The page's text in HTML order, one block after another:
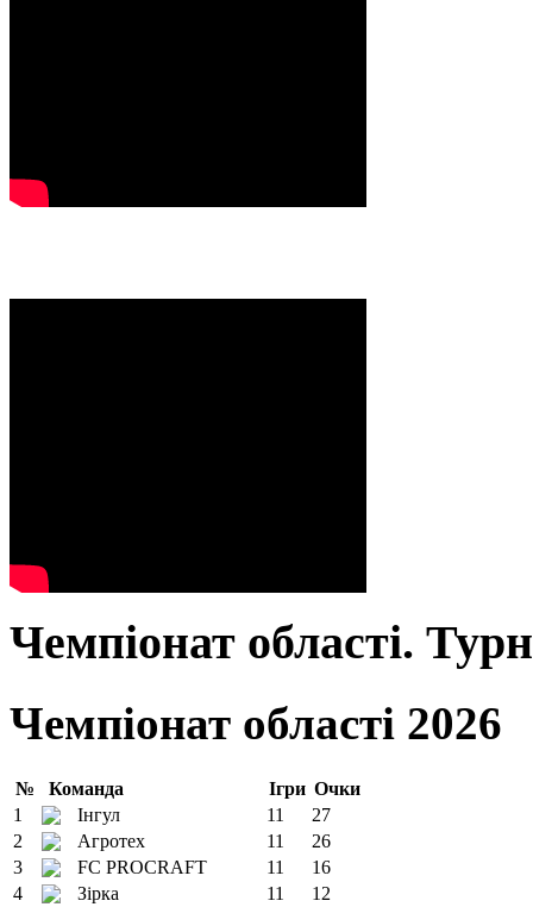
Чемпіонат області.
Чемпіонат області 2026
№ Команда Ігри Очки
1
Інгул 11
27
2
Агротех 11
26
3
FC PROCRAFT 11
16
4
Зірка 11
12